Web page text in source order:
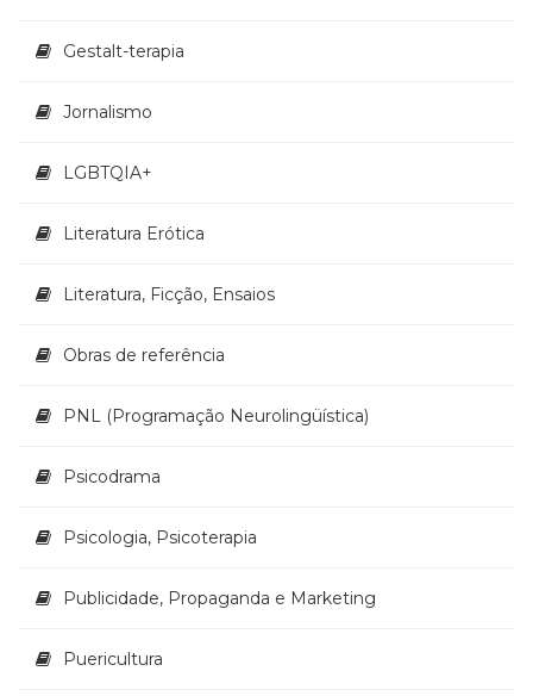
(22)
(30)
Ocupacional
Treinamento
(65)
(1)
Prática
Gestalt-terapia
Jornalismo
LGBTQIA+
Literatura Erótica
Literatura, Ficção, Ensaios
Obras de referência
PNL (Programação Neurolingüística)
Psicodrama
Psicologia, Psicoterapia
Publicidade, Propaganda e Marketing
Puericultura